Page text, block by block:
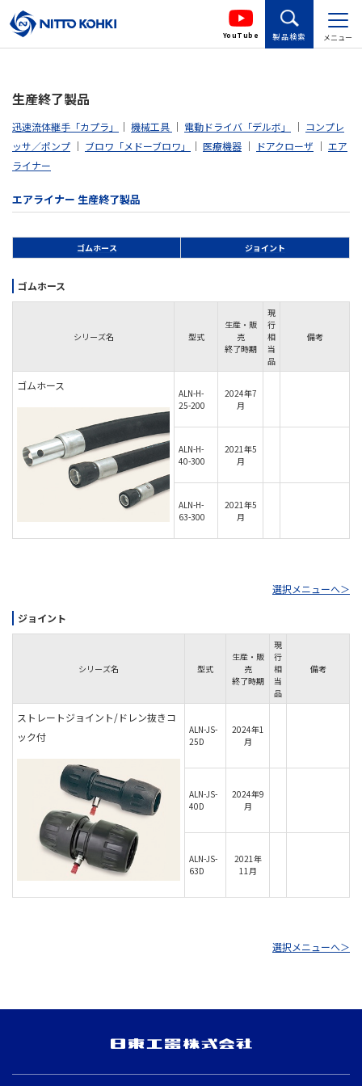
YouTube 製品検索 メニュー
生産終了製品
迅速流体継手「カプラ」 ｜ 機械工具 ｜ 電動ドライバ「デルボ 」 ｜ コンプレ
ッサ／ポンプ ｜ ブロワ「メドーブロワ」 ｜ 医療機器 ｜ ドアクローザ ｜ エア
ライナー
エアライナー 生産終了製品
ゴムホース ジョイント
ゴムホース
シリーズ名 型式
生産・販
売
終了時期
現
行
相
当
品
備考
ゴムホース
ALN-H-
25-200
2024年7
月
ALN-H-
40-300
2021年5
月
ALN-H-
63-300
2021年5
月
選択メニューへ＞
ジョイント
シリーズ名 型式
生産・販
売
終了時期
現
行
相
当
品
備考
ストレートジョイント/ドレン抜きコ
ック付
ALN-JS-
25D
2024年1
月
ALN-JS-
40D
2024年9
月
ALN-JS-
63D
2021年
11月
選択メニューへ＞